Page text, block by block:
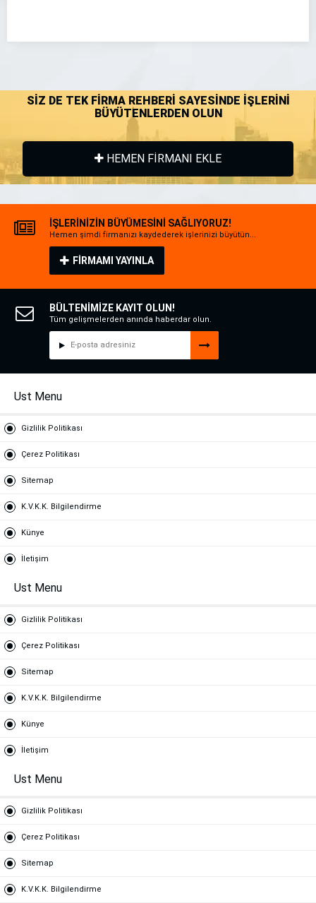
SİZ DE TEK FİRMA REHBERİ SAYESİNDE İŞLERİNİ
BÜYÜTENLERDEN OLUN
HEMEN FİRMANI EKLE
İŞLERİNİZİN BÜYÜMESİNİ SAĞLIYORUZ!
Hemen şimdi firmanızı kaydederek işlerinizi büyütün...
FİRMAMI YAYINLA
BÜLTENİMİZE KAYIT OLUN!
Tüm gelişmelerden anında haberdar olun.
Ust Menu
Gizlilik Politikası
Çerez Politikası
Sitemap
K.V.K.K. Bilgilendirme
Künye
İletişim
Ust Menu
Gizlilik Politikası
Çerez Politikası
Sitemap
K.V.K.K. Bilgilendirme
Künye
İletişim
Ust Menu
Gizlilik Politikası
Çerez Politikası
Sitemap
K.V.K.K. Bilgilendirme